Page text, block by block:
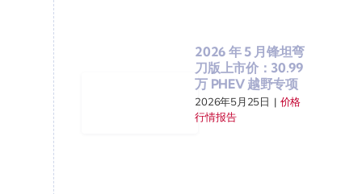
2026 年 5 月锋坦弯
刀版上市价：30.99
万 PHEV 越野专项
2026年5月25日 | 价格
行情报告